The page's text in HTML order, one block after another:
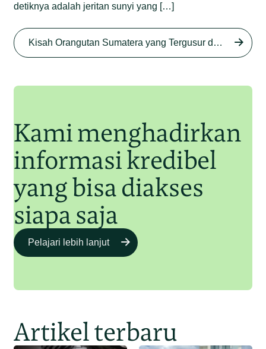
Sumatera di Rawa Tripa
Junaidi Hanafiah 27 Agu 2025
Begini Modus Perburuan
detiknya adalah jeritan sunyi yang […]
Kisah Orangutan Sumatera yang Tergusur dari Rumah Sendiri series
Kami menghadirkan
informasi kredibel
yang bisa diakses
siapa saja
Pelajari lebih lanjut
Artikel terbaru